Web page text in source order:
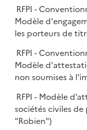
RFPI -
Modèle
les porteurs de
RFPI -
Modèle
non soumises à
RFPI - Modèle
sociétés civiles
"Robien")